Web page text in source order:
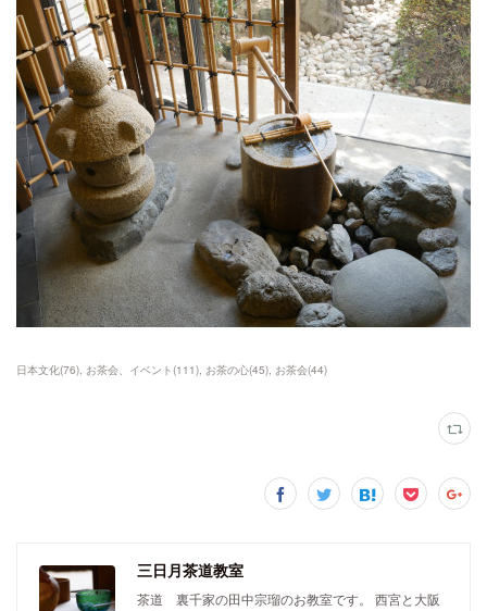
日本文化(76) お茶会、イベント(111) お茶の心(45) お茶会(44)
三日月茶道教室
茶道 裏千家の田中宗瑠のお教室です。 西宮と大阪